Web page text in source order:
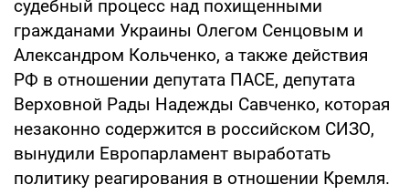
судебный процесс над похищенными
гражданами Украины Олегом Сенцовым и
Александром Кольченко, а также действия
РФ в отношении депутата ПАСЕ, депутата
Верховной Рады Надежды Савченко, которая
незаконно содержится в российском СИЗО,
вынудили Европарламент выработать
политику реагирования в отношении Кремля.